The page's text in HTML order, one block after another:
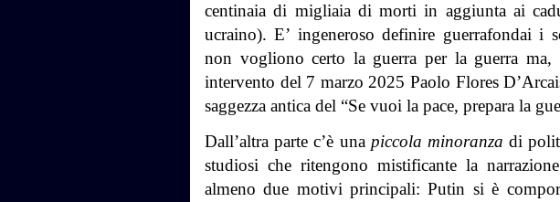
centinaia di migliaia di morti in aggiunta ai
ucraino). E’ ingeneroso definire guerrafondai i
non vogliono certo la guerra per la guerra
intervento del 7 marzo 2025 Paolo Flores
saggezza antica del “Se vuoi la pace, prepara la
Dall’altra parte c’è una piccola minoranza di
studiosi che ritengono mistificante la
almeno due motivi principali: Putin si è